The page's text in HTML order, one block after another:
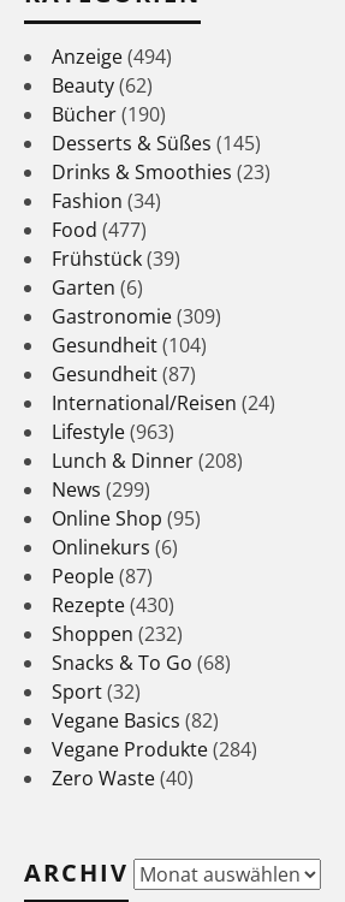
Anzeige(494)
Beauty(62)
Bücher(190)
Desserts & Süßes (145)
Drinks & Smoothies (23)
Fashion (34)
Food (477)
Frühstück(39)
Garten (6)
Gastronomie(309)
Gesundheit(104)
Gesundheit(87)
International/Reisen (24)
Lifestyle(963)
Lunch & Dinner(208)
News (299)
Online Shop (95)
Onlinekurs (6)
People(87)
Rezepte(430)
Shoppen (232)
Snacks & To Go (68)
Sport(32)
Vegane Basics (82)
Vegane Produkte(284)
Zero Waste(40)
ARCHIV Archiv